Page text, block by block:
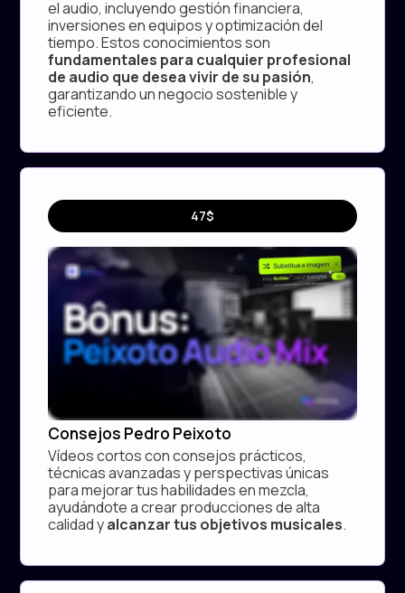
el audio, incluyendo gestión financiera,
inversiones en equipos y optimización del
tiempo. Estos conocimientos son
fundamentales para cualquier profesional
de audio que desea vivir de su pasión,
garantizando un negocio sostenible y
eficiente.
Curso
Extra
47$
Consejos Pedro Peixoto
Vídeos cortos con consejos prácticos,
técnicas avanzadas y perspectivas únicas
para mejorar tus habilidades en mezcla,
ayudándote a crear producciones de alta
calidad yalcanzar tus objetivos musicales.